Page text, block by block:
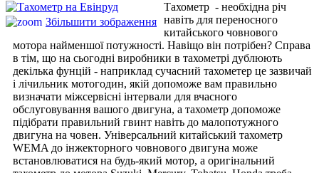
Збільшити зображення
Тахометр - необхідна річ
навіть для переносного
китайського човнового
мотора найменшої потужності. Навіщо він потрібен? Справа
в тім, що на сьогодні виробники в тахометрі дублюють
декілька фунцій - наприклад сучасний тахометер це зазвичай
і лічильник мотогодин, якій допоможе вам правильно
визначати міжсервісні інтервали для вчасного
обслуговування вашого двигуна, а тахометр допоможе
підібрати правильний гвинт навіть до малопотужного
двигуна на човен. Універсальний китайський тахометр
WEMA до інжекторного човнового двигуна може
встановлюватися на будь-який мотор, а оригінальний